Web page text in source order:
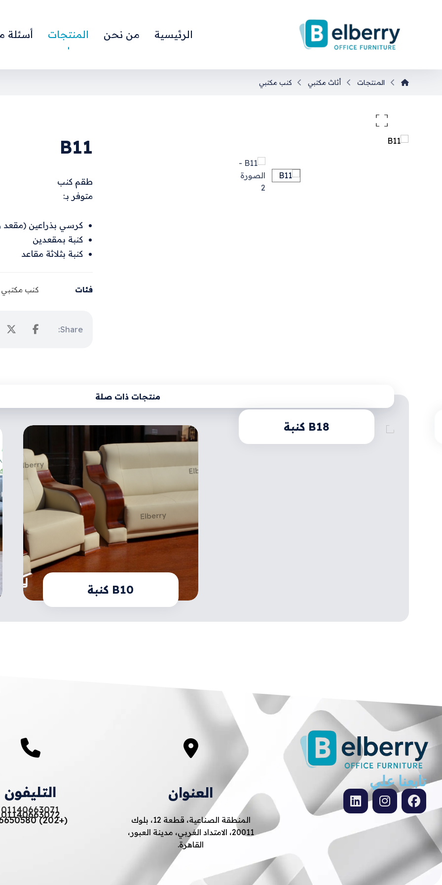
الرئيسية من نحن المنتجات أسئلة
المنتجات أثاث مكتبي كنب مكتبي
B11
طقم كنب
متوفر بـ:
كرسي بذراعين (مقعد
كنبة بمقعدين
كنبة بثلاثة مقاعد
فئات كنب مكتبي
منتجات ذات صلة
B18 كنبة
B10 كنبة
تابعنا علي
العنوان
المنطقة الصناعية، قطعة 12، بلوك
20011، الامتداد الغربي، مدينة العبور،
القاهرة.
التليفون
01140663071
01140663072(+202) 46650580